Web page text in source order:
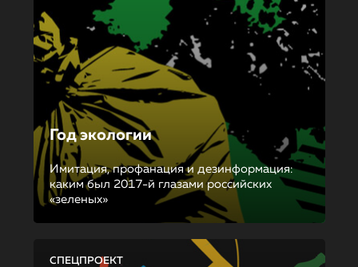
Год экологии
Имитация, профанация и дезинформация:
каким был 2017-й глазами российских
«зеленых»
СПЕЦПРОЕКТ